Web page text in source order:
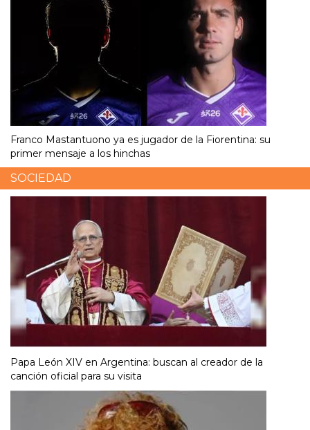
Franco Mastantuono ya es jugador de la Fiorentina: su
primer mensaje a los hinchas
SOCIEDAD
Papa León XIV en Argentina: buscan al creador de la
canción oficial para su visita